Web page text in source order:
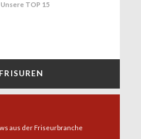
Unsere TOP 15
aus der Friseurbranche